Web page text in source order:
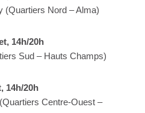
(Quartiers Nord – Alma)
14h/20h
Sud – Hauts Champs)
14h/20h
Centre-Ouest –